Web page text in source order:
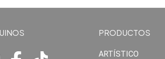
PRODUCTOS
ARTÍSTICO